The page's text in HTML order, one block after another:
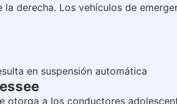
derecha. Los vehículos de
en suspensión automática
otorga a los conductores